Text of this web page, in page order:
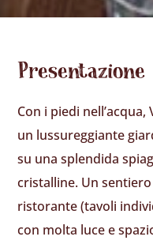
Presentazione
Con i piedi nell’acqua,
un lussureggiante
su una splendida
cristalline. Un
ristorante (tavoli
con molta luce e